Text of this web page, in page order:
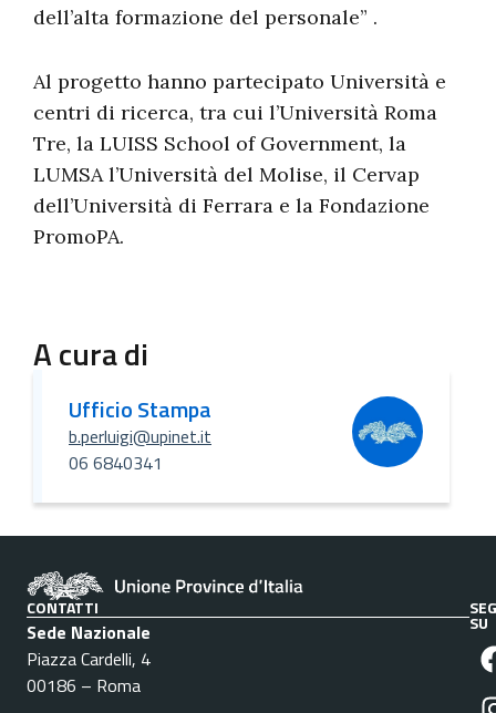
dell’alta formazione del personale” .
Al progetto hanno partecipato Università e
centri di ricerca, tra cui l’Università Roma
Tre, la LUISS School of Government, la
LUMSA l’Università del Molise, il Cervap
dell’Università di Ferrara e la Fondazione
PromoPA.
A cura di
Ufficio Stampa
b.perluigi@upinet.it
06 6840341
CONTATTI
Sede Nazionale
Piazza Cardelli, 4
00186 – Roma
SU